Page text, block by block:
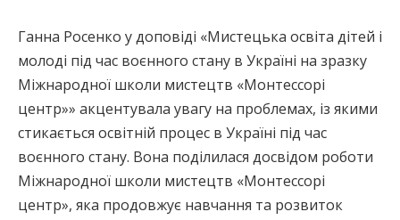
Ганна Росенко у доповіді «Мистецька освіта дітей і
молоді під час воєнного стану в Україні на зразку
Міжнародної школи мистецтв «Монтессорі
центр»» акцентувала увагу на проблемах, із якими
стикається освітній процес в Україні під час
воєнного стану. Вона поділилася досвідом роботи
Міжнародної школи мистецтв «Монтессорі
центр», яка продовжує навчання та розвиток